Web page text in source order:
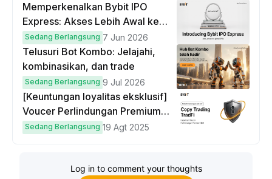
Memperkenalkan Bybit IPO
Express: Akses Lebih Awal ke
IPO Global!
Sedang Berlangsung 7 Jun 2026
Telusuri Bot Kombo: Jelajahi,
kombinasikan, dan trade
Sedang Berlangsung 9 Jul 2026
[Keuntungan loyalitas eksklusif]
Voucer Perlindungan Premium
hingga $50
Sedang Berlangsung 19 Agt 2025
Log in to comment your thoughts